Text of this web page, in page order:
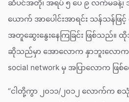
ဆံပင်အတို၊ အရပ် ၅ ပေ ၉ လက်မခ
ယောက် အာပေါင်းအာရင်း သန်သန်
အတူဆွေးနွေးနေကြခြင်း ဖြစ်သည်။
ဆိုသည်မှာ အောလောက နှာဘူးလောကဟု
social network မှ အပြာလောက ဖြ
“ငါတို့ကွာ ၂၀၁၁/၂၀၁၂ လောက်က စ